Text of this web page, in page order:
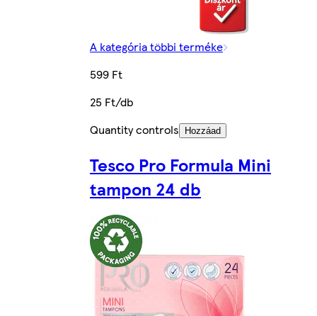
A kategória többi terméke
599 Ft
25 Ft/db
Quantity controls
Hozzáad
Tesco Pro Formula Mini
tampon 24 db